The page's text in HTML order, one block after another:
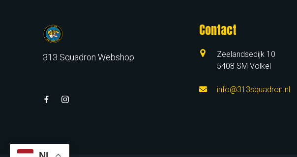
313 Squadron Webshop
Contact
Zeelandsedijk 10
5408 SM Volkel
info@313squadron.nl